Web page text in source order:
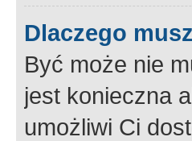
Dlaczego
Być może nie
jest konieczna
umożliwi Ci